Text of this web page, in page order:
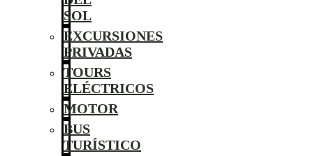
SOL
EXCURSIONES
PRIVADAS
TOURS
ELÉCTRICOS
MOTOR
BUS
TURÍSTICO